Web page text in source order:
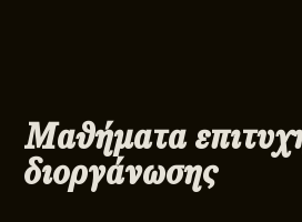
Μαθήματα
διοργάνωσης